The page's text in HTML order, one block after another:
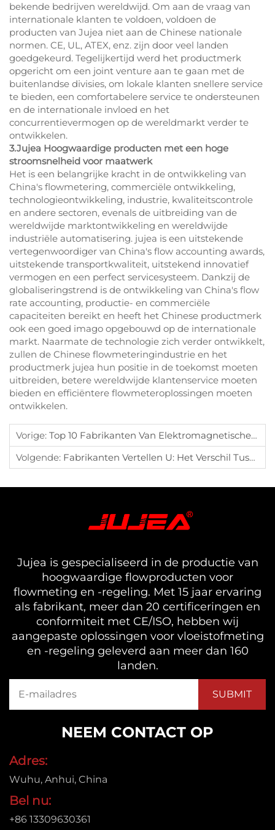
bekende bedrijven wereldwijd. Om aan de vraag van
internationale klanten te voldoen, voldoen de
producten van Jujea niet aan de Chinese nationale
normen. CE, UL, ATEX, enz. zijn door veel landen
goedgekeurd. Tegelijkertijd werd het productmerk
opgericht om een joint venture aan te gaan met de
buitenlandse divisies, om lokale klanten snellere service
te bieden, een comfortabelere service te ondersteunen
en de internationale invloed en het
concurrentievermogen op de wereldmarkt verder te
ontwikkelen.
3.Jujea Hoogwaardige producten met een hoge
stroomsnelheid voor maatwerk
Het is een belangrijke kracht in de ontwikkeling van
China's flowmetering, commerciële ontwikkeling,
technologieontwikkeling, industrie, kwaliteitscontrole
en andere sectoren, evenals de uitbreiding van de
wereldwijde marktontwikkeling en wereldwijde
industriële automatisering. jujea is een uitstekende
vertegenwoordiger van China's flow accounting awards,
uitstekende transportkwaliteit, uitstekend innovatief
vermogen en een perfect servicesysteem. Dankzij de
globaliseringstrend is de ontwikkeling van China's flow
rate accounting, productie- en commerciële
capaciteiten bereikt en heeft het Chinese productmerk
ook een goed imago opgebouwd op de internationale
markt. Naarmate de technologie zich verder ontwikkelt,
zullen de Chinese flowmeteringindustrie en het
productmerk jujea hun positie in de toekomst moeten
uitbreiden, betere wereldwijde klantenservice moeten
bieden en efficiëntere flowmeteroplossingen moeten
ontwikkelen.
Vorige: Top 10 Fabrikanten Van Elektromagnetische Flowmeters In China
Volgende: Fabrikanten Vertellen U: Het Verschil Tussen Sensoren En Transmitters
Jujea is gespecialiseerd in de productie van
hoogwaardige flowproducten voor
flowmeting en -regeling. Met 15 jaar ervaring
als fabrikant, meer dan 20 certificeringen en
conformiteit met CE/ISO, hebben wij
aangepaste oplossingen voor vloeistofmeting
en -regeling geleverd aan meer dan 160
landen.
NEEM CONTACT OP
Adres:
Wuhu, Anhui, China
Bel nu:
+86 13309630361